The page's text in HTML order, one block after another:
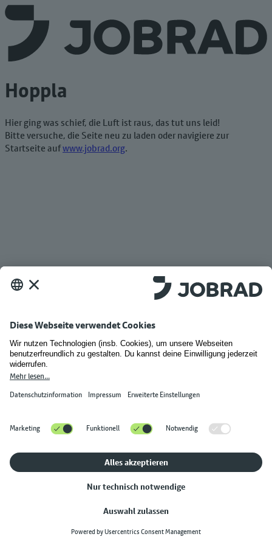
Hoppla
Hier ging was schief, die Luft ist raus, das tut uns leid!
Bitte versuche, die Seite neu zu laden oder navigiere zur
Startseite aufwww.jobrad.org.